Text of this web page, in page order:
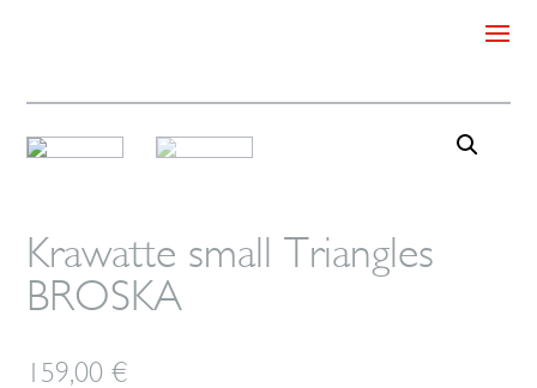
Krawatte small Triangles
BROSKA
159,00€